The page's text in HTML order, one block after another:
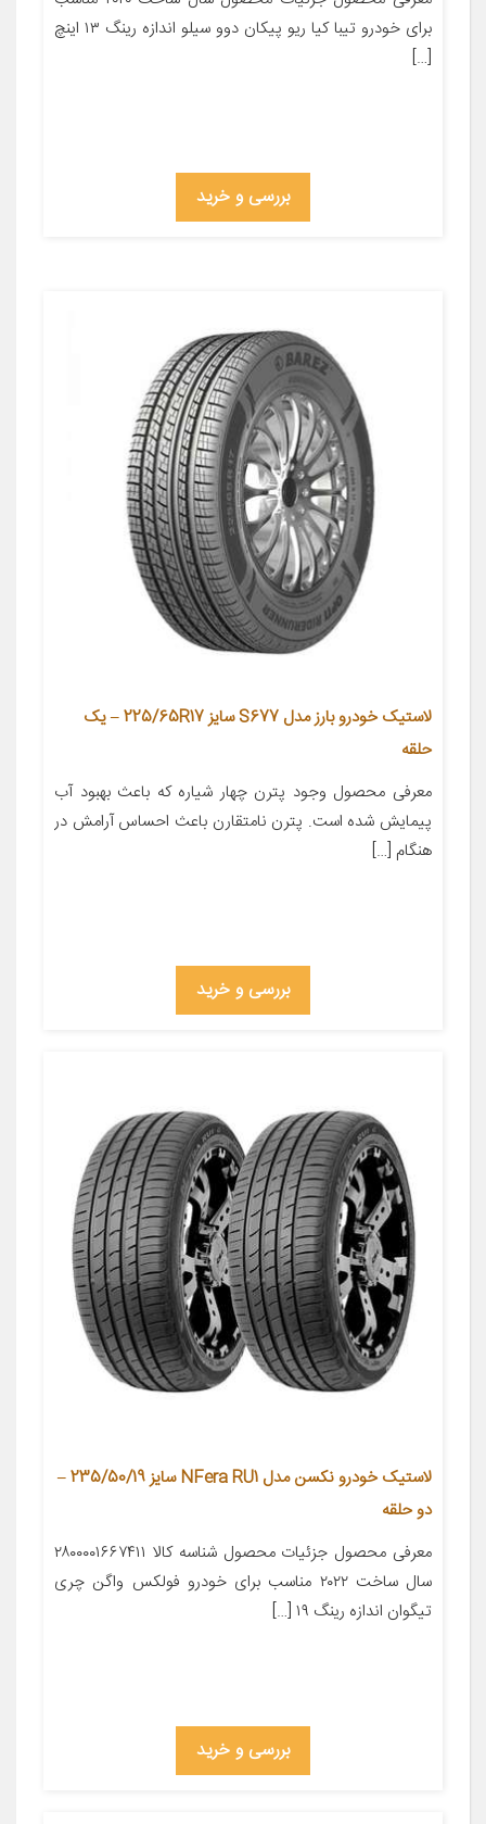
برای خودرو تیبا کیا ریو پیکان دوو سیلو اندازه رینگ ۱۳ اینچ
[…]
بررسی و خرید
لاستیک خودرو بارز مدل S677 سایز 225/65R17 – یک
حلقه
معرفی محصول وجود پترن چهار شیاره که باعث بهبود آب
پیمایش شده است. پترن نامتقارن باعث احساس آرامش در
هنگام […]
بررسی و خرید
لاستیک خودرو نکسن مدل NFera RU1 سایز 235/50/19 –
دو حلقه
معرفی محصول جزئیات محصول شناسه کالا ۲۸۰۰۰۰۱۶۶۷۴۱۱
سال ساخت ۲۰۲۲ مناسب برای خودرو فولکس واگن چری
تیگوان اندازه رینگ ۱۹ […]
بررسی و خرید